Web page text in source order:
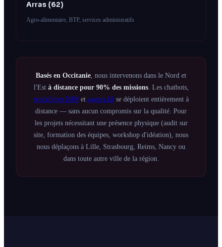
Arras (62)
Agro-alimentaire, BTP, services administratifs
Basés en Occitanie , nous intervenons dans le Nord et
l'Est à distance pour 90% des missions. Les chatbots,
workflows N8Net agents IAse déploient entièrement à
distance — sans aucun compromis sur la qualité. Pour
les projets nécessitant une présence physique (audit sur
site, formation des équipes, workshop d'idéation), nous
nous déplaçons à Lille, Strasbourg, Reims, Nancy ou
dans toute autre ville de la région.